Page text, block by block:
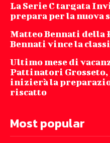
La Serie C targata
prepara per la nuova
Matteo Bennati della
Bennati vince la
Ultimo mese di
Pattinatori
inizierà la
riscatto
Most popular